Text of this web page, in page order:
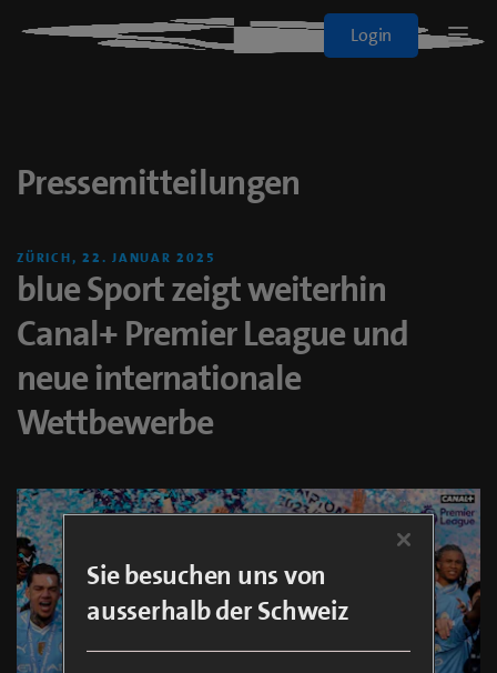
Blue+
Login
Filme & Serien
On Demand
blueTV
Pressemitteilungen
ZÜRICH, 22. JANUAR 2025
blue Sport zeigt weiterhin
Canal+ Premier League und
neue internationale
Wettbewerbe
Sie besuchen uns von
ausserhalb der Schweiz